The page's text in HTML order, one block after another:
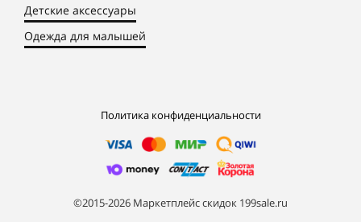
Детские аксессуары
Одежда для малышей
Политика конфиденциальности
©2015-2026 Маркетплейс скидок 199sale.ru